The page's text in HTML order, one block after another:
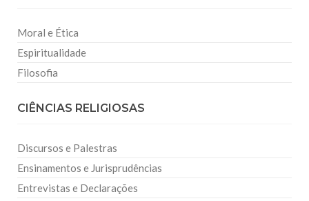
Moral e Ética
Espiritualidade
Filosofia
CIÊNCIAS RELIGIOSAS
Discursos e Palestras
Ensinamentos e Jurisprudências
Entrevistas e Declarações